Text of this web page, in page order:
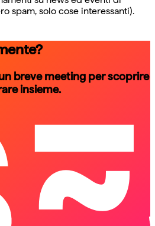
spam, solo cose interessanti).
breve meeting per scoprire
insieme.
a call
a call